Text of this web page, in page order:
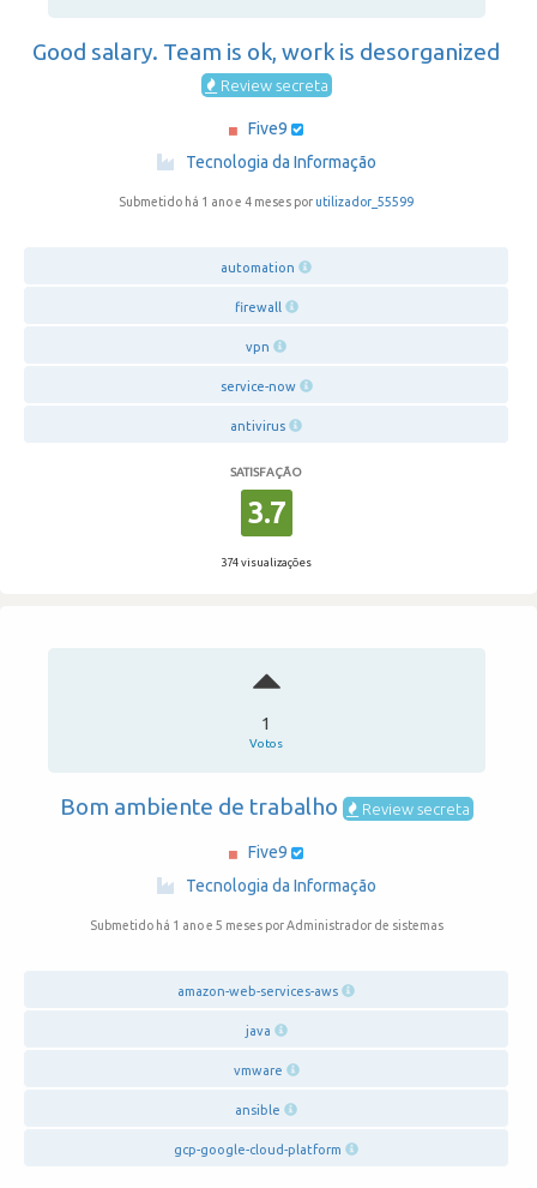
Good salary. Team is ok, work is desorganized
Review secreta
Five9
Tecnologia da Informação
Submetido há 1 ano e 4 meses por utilizador_55599
automation
firewall
vpn
service-now
antivirus
SATISFAÇÃO
3.7
374 visualizações
1
Votos
Bom ambiente de trabalho Review secreta
Five9
Tecnologia da Informação
Submetido há 1 ano e 5 meses por Administrador de sistemas
amazon-web-services-aws
java
vmware
ansible
gcp-google-cloud-platform